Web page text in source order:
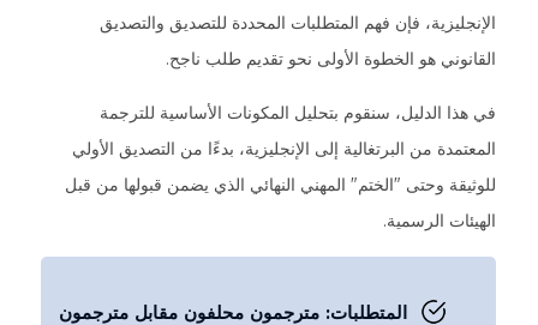
الإنجليزية، فإن فهم المتطلبات المحددة للتصديق والتصديق
القانوني هو الخطوة الأولى نحو تقديم طلب ناجح.
في هذا الدليل، سنقوم بتحليل المكونات الأساسية للترجمة
المعتمدة من البرتغالية إلى الإنجليزية، بدءًا من التصديق الأولي
للوثيقة وحتى "الختم" المهني النهائي الذي يضمن قبولها من قبل
الهيئات الرسمية.
المتطلبات: مترجمون محلفون مقابل مترجمون